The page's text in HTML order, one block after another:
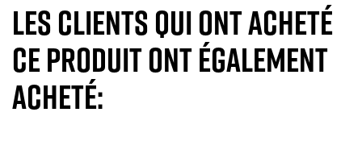
Les clients qui ont acheté
ce produit ont également
acheté: